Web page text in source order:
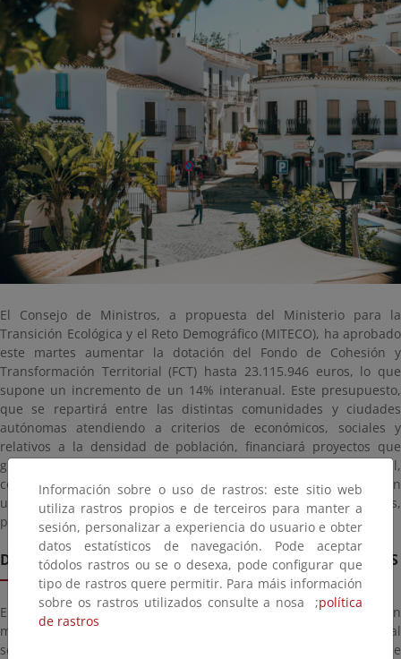
El Consejo de Ministros, a propuesta del Ministerio para la
Transición Ecológica y el Reto Demográfico (MITECO), ha aprobado
este martes aumentar la dotación del Fondo de Cohesión y
Transformación Territorial (FCT) hasta 23.115.946 euros, lo que
supone un incremento de un 14% interanual. Este presupuesto,
que se repartirá entre las distintas comunidades y ciudades
autónomas atendiendo a criterios de económicos, sociales y
relativos a la densidad de población, financiará proyectos que
generen oportunidades de desarrollo económico y social,
consolidando la cohesión territorial. Hasta 6.721 municipios, con
una población superior a los nueve millones de habitantes,
podrán beneficiarse del Fondo.
DINAMIZACIÓN SOCIOECONÓMICA EN LOS TERRITORIOS
El FCT, dotado en 2025 con 23,1 millones, busca impulsar un
modelo territorial policéntrico, fomentando un desarrollo local
social, económico y medioambiental, integrado e inclusivo, que se
Información sobre o uso de rastros: este sitio web
utiliza rastros propios e de terceiros para manter a
sesión, personalizar a experiencia do usuario e obter
datos estatísticos de navegación. Pode aceptar
tódolos rastros ou se o desexa, pode configurar que
tipo de rastros quere permitir. Para máis información
sobre os rastros utilizados consulte a nosa ;política
de rastros